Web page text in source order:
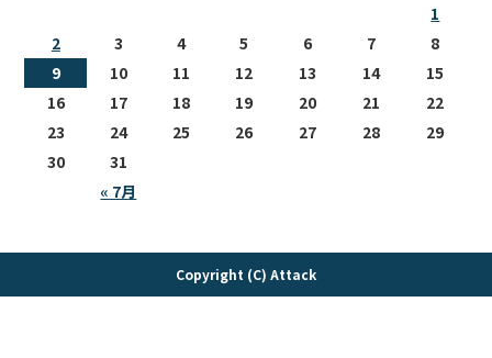
« 7月
1
2
3 4 5 6 7
8
9
10 11 12 13 14
15
16
17 18 19 20 21
22
23
24 25 26 27 28
29
30
31
Copyright (C) Attack